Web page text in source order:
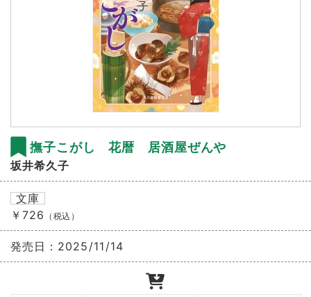
撫子こがし 花暦 居酒屋ぜんや
坂井希久子
文庫
￥726 （税込）
発売日： 2025/11/14